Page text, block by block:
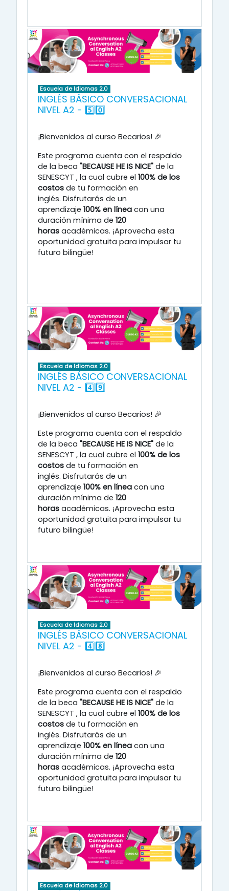
Escuela de Idiomas 2.0
INGLÉS BÁSICO CONVERSACIONAL
NIVEL A2 - 5️⃣0️⃣
¡Bienvenidos al curso Becarios! 🎉
Este programa cuenta con el respaldo
de la beca "BECAUSE HE IS NICE" de la
SENESCYT , la cual cubre el 100% de los
costos de tu formación en
inglés. Disfrutarás de un
aprendizaje 100% en línea con una
duración mínima de 120
horas académicas. ¡Aprovecha esta
oportunidad gratuita para impulsar tu
futuro bilingüe!
Escuela de Idiomas 2.0
INGLÉS BÁSICO CONVERSACIONAL
NIVEL A2 - 4️⃣9️⃣
¡Bienvenidos al curso Becarios! 🎉
Este programa cuenta con el respaldo
de la beca "BECAUSE HE IS NICE" de la
SENESCYT , la cual cubre el 100% de los
costos de tu formación en
inglés. Disfrutarás de un
aprendizaje 100% en línea con una
duración mínima de 120
horas académicas. ¡Aprovecha esta
oportunidad gratuita para impulsar tu
futuro bilingüe!
Escuela de Idiomas 2.0
INGLÉS BÁSICO CONVERSACIONAL
NIVEL A2 - 4️⃣8️⃣
¡Bienvenidos al curso Becarios! 🎉
Este programa cuenta con el respaldo
de la beca "BECAUSE HE IS NICE" de la
SENESCYT , la cual cubre el 100% de los
costos de tu formación en
inglés. Disfrutarás de un
aprendizaje 100% en línea con una
duración mínima de 120
horas académicas. ¡Aprovecha esta
oportunidad gratuita para impulsar tu
futuro bilingüe!
Escuela de Idiomas 2.0